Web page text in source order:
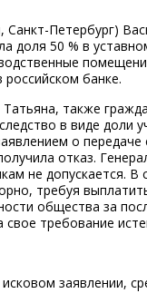
Петербург)
доля 50 % в
банке.
Татьяна, также
в виде доли
о
отказ.
не допускается. В
требуя
общества за
требование
заявлении,